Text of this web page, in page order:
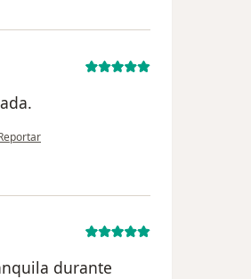
opinión del usuario P.A.Z
durante